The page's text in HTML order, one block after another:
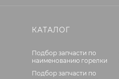
КАТАЛОГ
Подбор запчасти по
наименованию горелки
Подбор запчасти по